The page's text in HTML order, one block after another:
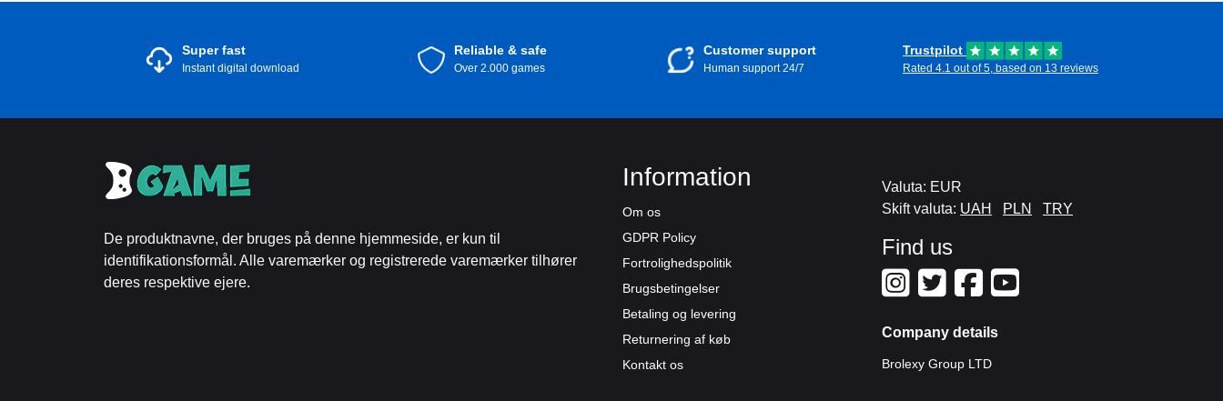
Super fast
Instant digital download
Reliable & safe
Over 2.000 games
Customer support
Human support 24/7
Trustpilot
Rated 4.1 out of 5, based on 13 reviews
De produktnavne, der bruges på denne hjemmeside, er kun til
identifikationsformål. Alle varemærker og registrerede varemærker tilhører
deres respektive ejere.
Information
Om os
GDPR Policy
Fortrolighedspolitik
Brugsbetingelser
Betaling og levering
Returnering af køb
Kontakt os
Valuta: EUR
Skift valuta: UAH PLN TRY
Find us
Company details
Brolexy Group LTD